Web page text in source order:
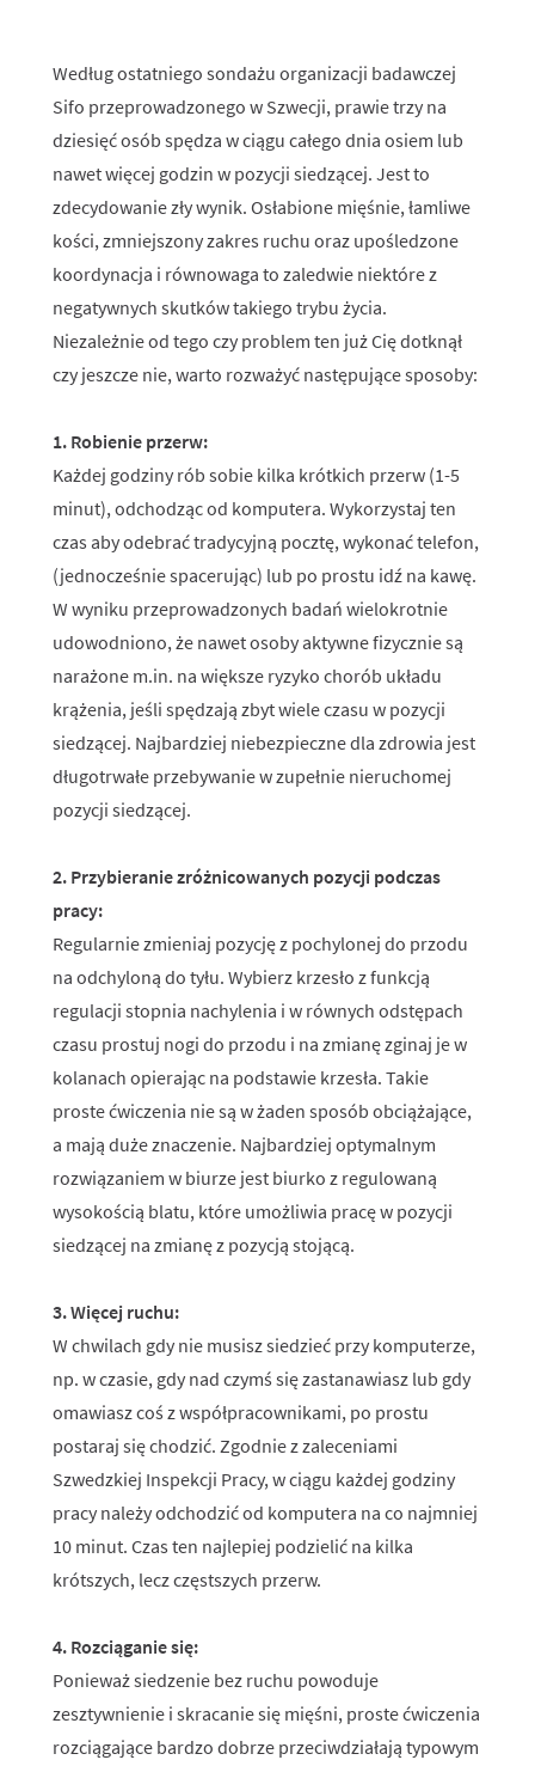
Według ostatniego sondażu organizacji badawczej
Sifo przeprowadzonego w Szwecji, prawie trzy na
dziesięć osób spędza w ciągu całego dnia osiem lub
nawet więcej godzin w pozycji siedzącej. Jest to
zdecydowanie zły wynik. Osłabione mięśnie, łamliwe
kości, zmniejszony zakres ruchu oraz upośledzone
koordynacja i równowaga to zaledwie niektóre z
negatywnych skutków takiego trybu życia.
Niezależnie od tego czy problem ten już Cię dotknął
czy jeszcze nie, warto rozważyć następujące sposoby:
1. Robienie przerw:
Każdej godziny rób sobie kilka krótkich przerw (1-5
minut), odchodząc od komputera. Wykorzystaj ten
czas aby odebrać tradycyjną pocztę, wykonać telefon,
(jednocześnie spacerując) lub po prostu idź na kawę.
W wyniku przeprowadzonych badań wielokrotnie
udowodniono, że nawet osoby aktywne fizycznie są
narażone m.in. na większe ryzyko chorób układu
krążenia, jeśli spędzają zbyt wiele czasu w pozycji
siedzącej. Najbardziej niebezpieczne dla zdrowia jest
długotrwałe przebywanie w zupełnie nieruchomej
pozycji siedzącej.
2. Przybieranie zróżnicowanych pozycji podczas
pracy:
Regularnie zmieniaj pozycję z pochylonej do przodu
na odchyloną do tyłu. Wybierz krzesło z funkcją
regulacji stopnia nachylenia i w równych odstępach
czasu prostuj nogi do przodu i na zmianę zginaj je w
kolanach opierając na podstawie krzesła. Takie
proste ćwiczenia nie są w żaden sposób obciążające,
a mają duże znaczenie. Najbardziej optymalnym
rozwiązaniem w biurze jest biurko z regulowaną
wysokością blatu, które umożliwia pracę w pozycji
siedzącej na zmianę z pozycją stojącą.
3. Więcej ruchu:
W chwilach gdy nie musisz siedzieć przy komputerze,
np. w czasie, gdy nad czymś się zastanawiasz lub gdy
omawiasz coś z współpracownikami, po prostu
postaraj się chodzić. Zgodnie z zaleceniami
Szwedzkiej Inspekcji Pracy, w ciągu każdej godziny
pracy należy odchodzić od komputera na co najmniej
10 minut. Czas ten najlepiej podzielić na kilka
krótszych, lecz częstszych przerw.
4. Rozciąganie się:
Ponieważ siedzenie bez ruchu powoduje
zesztywnienie i skracanie się mięśni, proste ćwiczenia
rozciągające bardzo dobrze przeciwdziałają typowym